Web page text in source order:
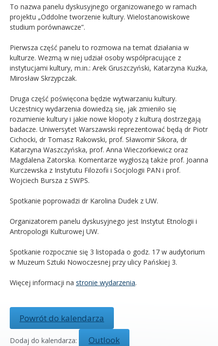
Kandydat
To nazwa panelu dyskusyjnego organizowanego w ramach
projektu „Oddolne tworzenie kultury. Wielostanowiskowe
studium porównawcze”.
Pierwsza część panelu to rozmowa na temat działania w
kulturze. Wezmą w niej udział osoby współpracujące z
instytucjami kultury, m.in.: Arek Gruszczyński, Katarzyna Kuzka,
Mirosław Skrzypczak.
Druga część poświęcona będzie wytwarzaniu kultury.
Uczestnicy wydarzenia dowiedzą się, jak zmieniło się
rozumienie kultury i jakie nowe kłopoty z kulturą dostrzegają
badacze. Uniwersytet Warszawski reprezentować będą dr Piotr
Cichocki, dr Tomasz Rakowski, prof. Sławomir Sikora, dr
Katarzyna Waszczyńska, prof. Anna Wieczorkiewicz oraz
Magdalena Zatorska. Komentarze wygłoszą także prof. Joanna
Kurczewska z Instytutu Filozofii i Socjologii PAN i prof.
Wojciech Bursza z SWPS.
Spotkanie poprowadzi dr Karolina Dudek z UW.
Organizatorem panelu dyskusyjnego jest Instytut Etnologii i
Antropologii Kulturowej UW.
Spotkanie rozpocznie się 3 listopada o godz. 17 w audytorium
w Muzeum Sztuki Nowoczesnej przy ulicy Pańskiej 3.
Więcej informacji na stronie wydarzenia.
Powrót do kalendarza
Dodaj do kalendarza:
Outlook